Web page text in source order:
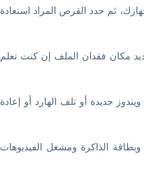
ثم حدد القرص المراد استعادة
مكان فقدان الملف إن كنت تعلم
جديدة أو تلف الهارد أو إعادة
الذاكرة ومشغل الفيديوهات